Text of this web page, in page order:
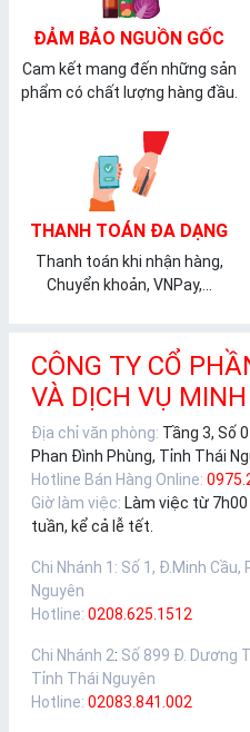
ĐẢM BẢO NGUỒN GỐC
Cam kết mang đến những sản
phẩm có chất lượng hàng đầu.
THANH TOÁN ĐA DẠNG
Thanh toán khi nhận hàng,
Chuyển khoản, VNPay,...
CÔNG TY CỔ
VÀ DỊCH VỤ
Địa chỉ văn phòng: Tầng 3, Số
Phan Đình Phùng, Tỉnh Thái
Hotline Bán Hàng Online:
Giờ làm việc: Làm việc từ
tuần, kể cả lễ tết.
Chi Nhánh 1 : Số 1, Đ.Minh Cầu,
Nguyên
Hotline: 0208.625.1512
Chi Nhánh 2: Số 899 Đ. Dương
Tỉnh Thái Nguyên
Hotline: 02083.841.002